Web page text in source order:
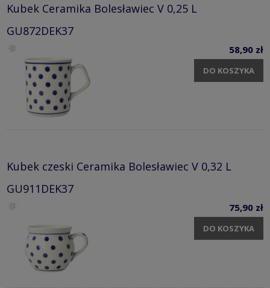
Kubek Ceramika Bolesławiec V 0,25 L
GU872DEK37
58,90 zł
DO KOSZYKA
Kubek czeski Ceramika Bolesławiec V 0,32 L
GU911DEK37
75,90 zł
DO KOSZYKA